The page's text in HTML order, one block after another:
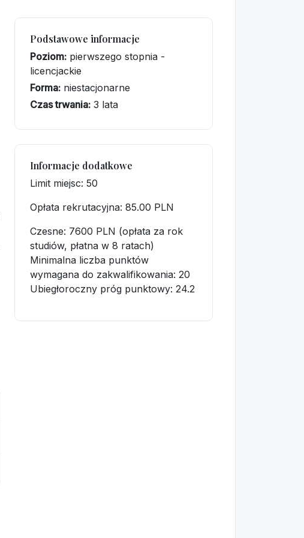
Podstawowe informacje
Poziom: pierwszego stopnia -
licencjackie
Forma: niestacjonarne
Czas trwania: 3 lata
Informacje dodatkowe
Limit miejsc: 50
Opłata rekrutacyjna: 85.00 PLN
Czesne: 7600 PLN (opłata za rok
studiów, płatna w 8 ratach)
Minimalna liczba punktów
wymagana do zakwalifikowania: 20
Ubiegłoroczny próg punktowy: 24.2